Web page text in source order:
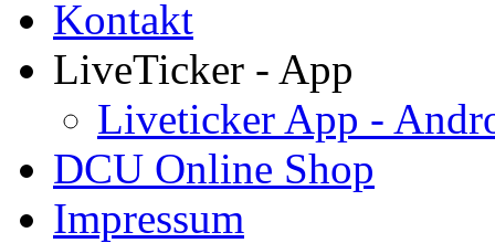
Kontakt
LiveTicker - App
Liveticker App -
DCU Online Shop
Impressum